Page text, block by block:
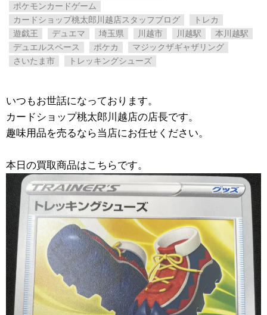
ポケモンカードゲーム
カードショップ桃太郎川越店スタッフブログ
トレカ
遊戯王
デュエマ 埼玉県 川越市 川越駅
本川越駅
デュエルスペース
ポケカ
マジックザギャザリング
さいたま市
トレッキングシューズ
いつもお世話になっております。
カードショップ桃太郎川越店の店長です。
趣味用品を売るなら当店にお任せください。
本日の買取商品はこちらです。